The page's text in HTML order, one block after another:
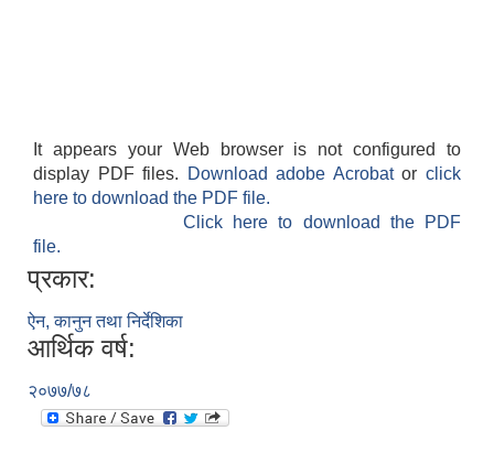
It appears your Web browser is not configured to
display PDF files.
Download adobe Acrobatorclick
here to download the PDF file.
Click here to download the PDF
file.
प्रकार:
ऐन, कानुन तथा निर्देशिका
आर्थिक वर्ष:
२०७७/७८